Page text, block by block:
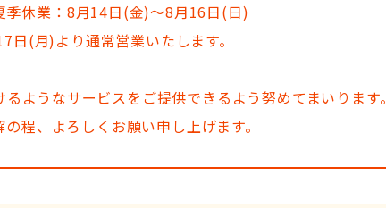
休業：8月14日(金)～8月16日(日)
日(月)より通常営業いたします。
ようなサービスをご提供できるよう努めてまいります。
程、よろしくお願い申し上げます。